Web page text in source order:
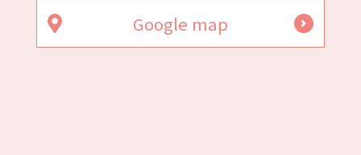
Google map